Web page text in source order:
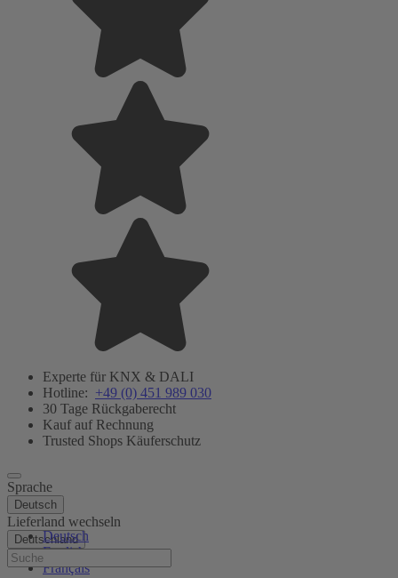
Experte für KNX & DALI
Hotline: +49 (0) 451 989 030
30 Tage Rückgaberecht
Kauf auf Rechnung
Trusted Shops Käuferschutz
Sprache
Deutsch
Deutsch
English
Français
Lieferland wechseln
Deutschland
Hilfe